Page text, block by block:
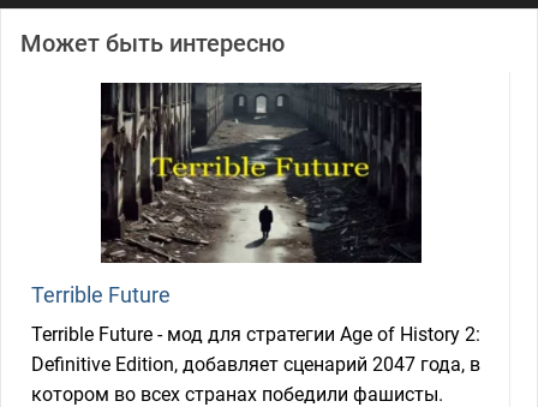
Может быть интересно
Terrible Future
Terrible Future - мод для стратегии Age of History 2:
Definitive Edition, добавляет сценарий 2047 года, в
котором во всех странах победили фашисты.